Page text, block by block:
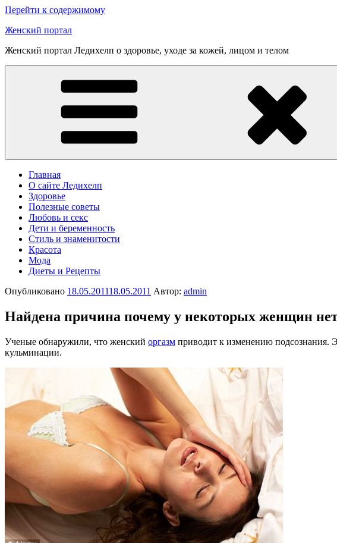
Перейти к содержимому
Женский портал
Женский портал Ледихелп о здоровье, уходе за кожей, лицом и телом
Главная
О сайте Ледихелп
Здоровье
Полезные советы
Любовь и секс
Дети и беременность
Стиль и знаменитости
Красота
Мода
Диеты и Рецепты
Опубликовано 18.05.201118.05.2011 Автор: admin
Найдена причина почему у некоторых женщин
Ученые обнаружили, что женский оргазм приводит к изменению подсознания.
кульминации.